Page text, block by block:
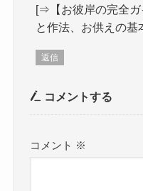
[⇒【お彼岸の完全ガ
と作法、お供えの
返信
コメントする
コメント ※